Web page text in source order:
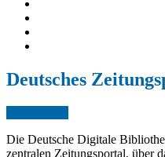
Deutsches
Die Deutsche Digitale
zentralen Zeitungsportal, über